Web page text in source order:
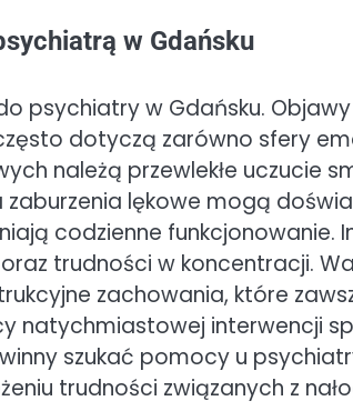
w Gdańsku
psychiatry w Gdańsku. Objawy
dotyczą zarówno sfery
należą przewlekłe uczucie
zaburzenia lękowe mogą
codzienne funkcjonowanie.
trudności w koncentracji.
zachowania, które
natychmiastowej interwencji
szukać pomocy u
trudności związanych z